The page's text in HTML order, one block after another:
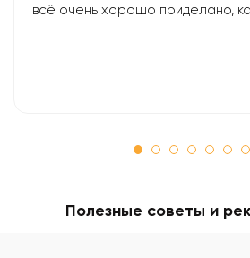
всё очень хорошо приделано,
Полезные советы и